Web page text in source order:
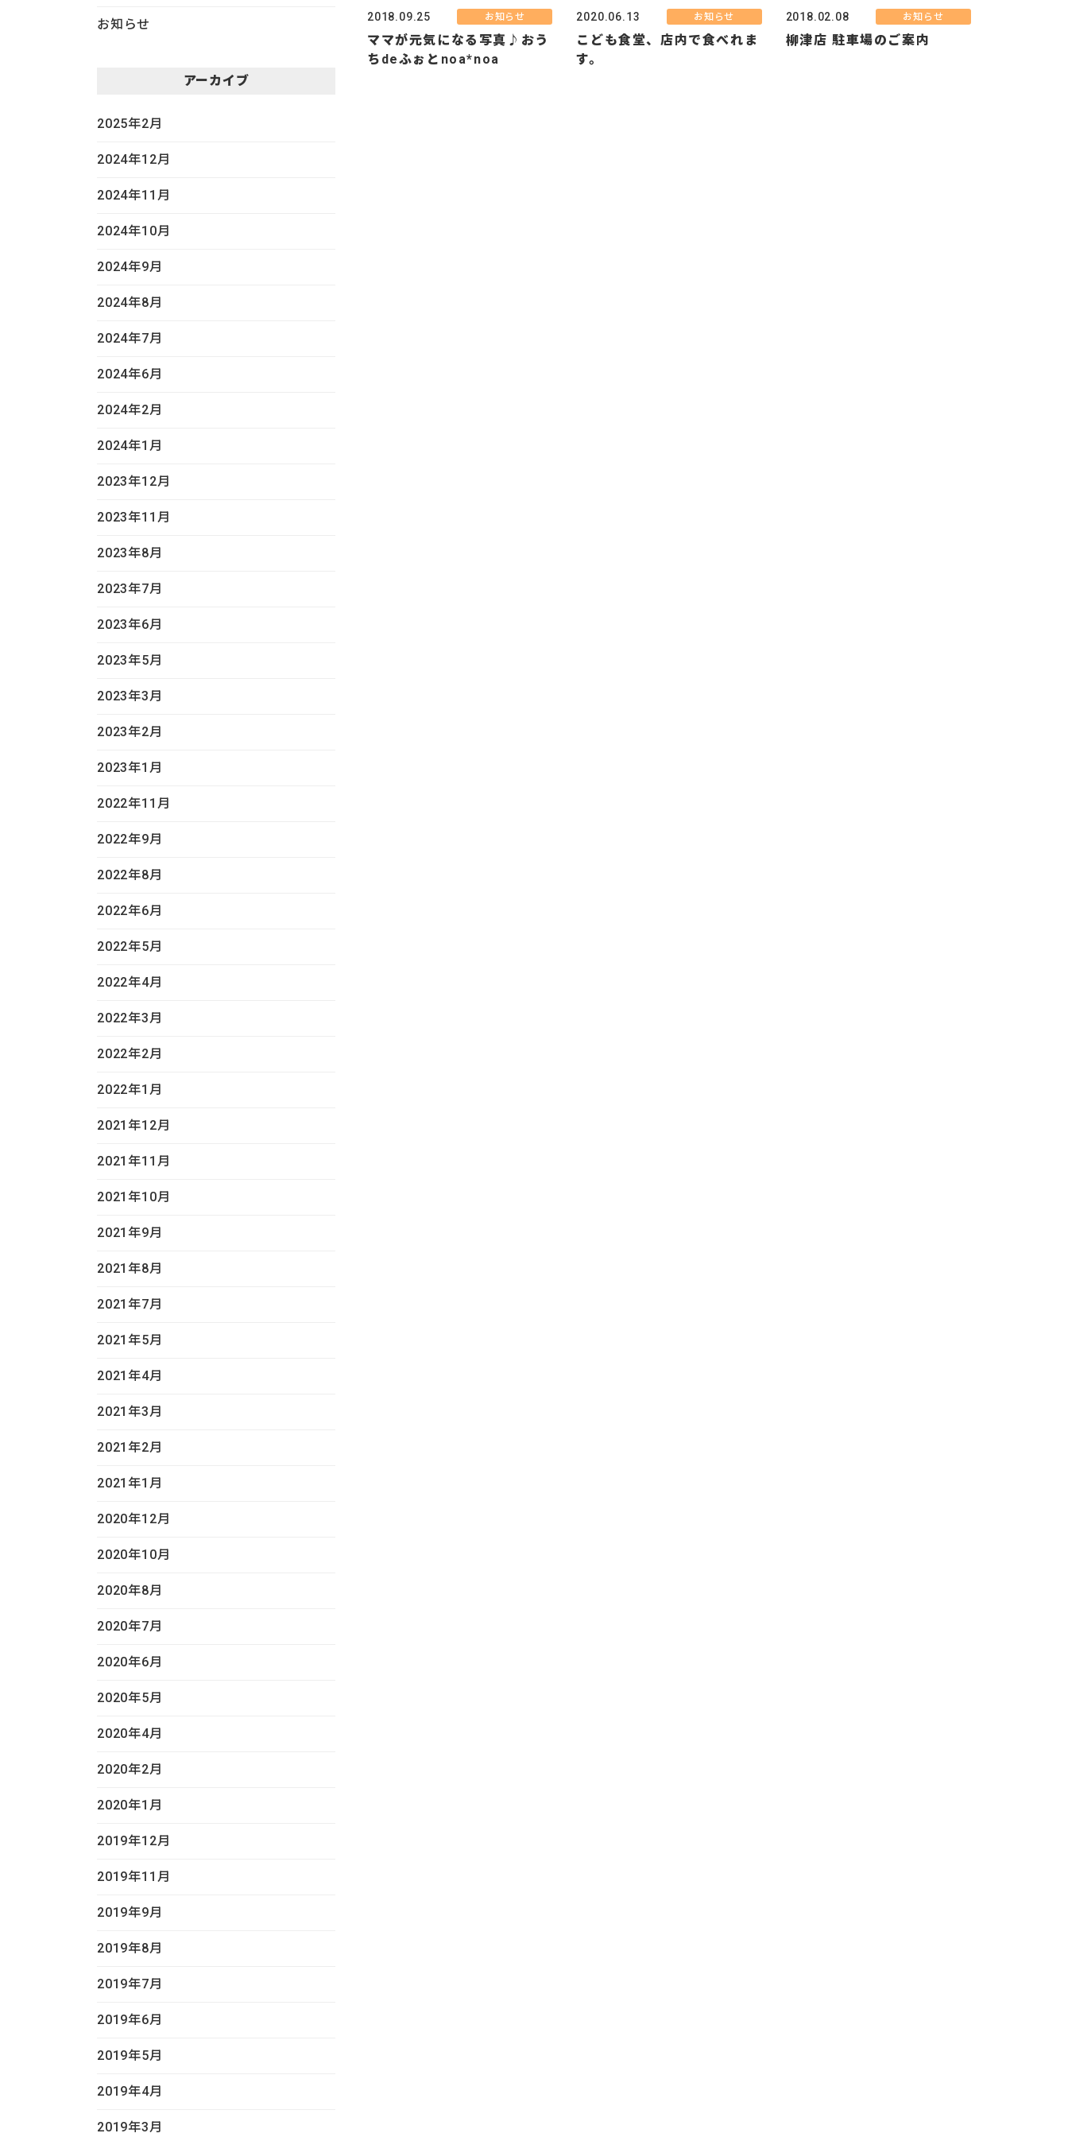
2018.09.25 お知らせ
ママが元気になる写真♪おう
ちdeふぉとnoa*noa
2020.06.13 お知らせ
こども食堂、店内で食べれま
す。
2018.02.08 お知らせ
柳津店 駐車場のご案内
お知らせ
アーカイブ
2025年2月
2024年12月
2024年11月
2024年10月
2024年9月
2024年8月
2024年7月
2024年6月
2024年2月
2024年1月
2023年12月
2023年11月
2023年8月
2023年7月
2023年6月
2023年5月
2023年3月
2023年2月
2023年1月
2022年11月
2022年9月
2022年8月
2022年6月
2022年5月
2022年4月
2022年3月
2022年2月
2022年1月
2021年12月
2021年11月
2021年10月
2021年9月
2021年8月
2021年7月
2021年5月
2021年4月
2021年3月
2021年2月
2021年1月
2020年12月
2020年10月
2020年8月
2020年7月
2020年6月
2020年5月
2020年4月
2020年2月
2020年1月
2019年12月
2019年11月
2019年9月
2019年8月
2019年7月
2019年6月
2019年5月
2019年4月
2019年3月